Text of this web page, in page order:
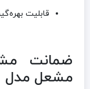
قابلیت
ضمانت
مشعل مدل PM-10 KHGM 513 :